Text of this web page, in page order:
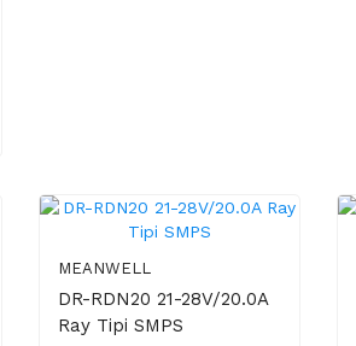
MEANWELL
DR-RDN20 21-28V/20.0A
Ray Tipi SMPS